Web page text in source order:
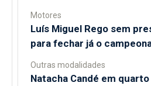
Motores
Luís Miguel Rego sem
para fechar já o
Outras modalidades
Natacha Candé em quarto